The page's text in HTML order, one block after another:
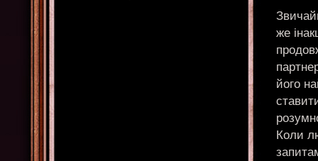
же
його
Коли